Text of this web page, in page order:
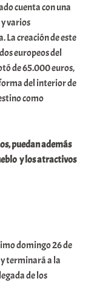
cuenta con una
varios
creación de este
europeos del
de 65.000 euros,
del interior de
como
puedan además
y los atractivos
domingo 26 de
terminará a la
de los